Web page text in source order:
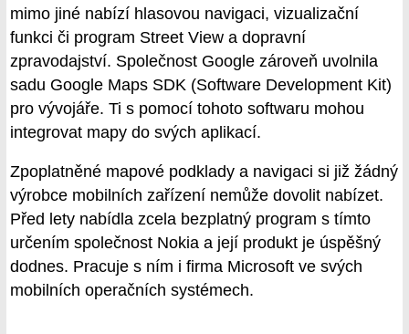
mimo jiné nabízí hlasovou navigaci, vizualizační
funkci či program Street View a dopravní
zpravodajství. Společnost Google zároveň uvolnila
sadu Google Maps SDK (Software Development Kit)
pro vývojáře. Ti s pomocí tohoto softwaru mohou
integrovat mapy do svých aplikací.
Zpoplatněné mapové podklady a navigaci si již žádný
výrobce mobilních zařízení nemůže dovolit nabízet.
Před lety nabídla zcela bezplatný program s tímto
určením společnost Nokia a její produkt je úspěšný
dodnes. Pracuje s ním i firma Microsoft ve svých
mobilních operačních systémech.